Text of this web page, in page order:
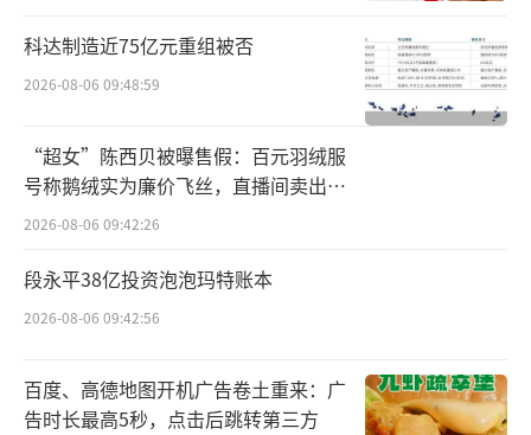
科达制造近75亿元重组被否
2026-08-06 09:48:59
“超女”陈西贝被曝售假：百元羽绒服
号称鹅绒实为廉价飞丝，直播间卖出超
百万元
2026-08-06 09:42:26
段永平38亿投资泡泡玛特账本
2026-08-06 09:42:56
百度、高德地图开机广告卷土重来：广
告时长最高5秒，点击后跳转第三方